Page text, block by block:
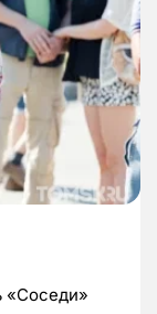
«Соседи»